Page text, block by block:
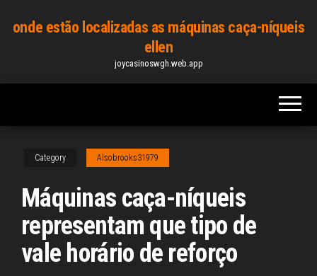
onde estão localizadas as máquinas caça-níqueis
ellen
joycasinoswgh.web.app
Category Alsobrooks31979
Máquinas caça-níqueis
representam que tipo de
vale horário de reforço